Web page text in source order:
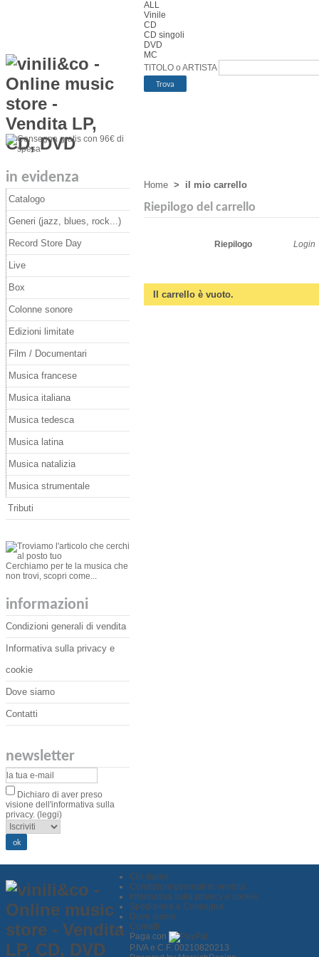
ALL
Vinile
CD
CD singoli
DVD
MC
TITOLO o ARTISTA
in evidenza
Catalogo
Generi (jazz, blues, rock...)
Record Store Day
Live
Box
Colonne sonore
Edizioni limitate
Film / Documentari
Musica francese
Musica italiana
Musica tedesca
Musica latina
Musica natalizia
Musica strumentale
Tributi
Cerchiamo per te la musica che
non trovi, scopri come...
informazioni
Condizioni generali di vendita
Informativa sulla privacy e
cookie
Dove siamo
Contatti
newsletter
Dichiaro di aver preso
visione dell'informativa sulla
privacy. (leggi)
Home > il mio carrello
Riepilogo del carrello
Riepilogo Login
Il carrello è vuoto.
Chi siamo
Condizioni generali di vendita
Informativa sulla privacy e cookie
Spedizione e Consegna
Dove siamo
Contatti
Paga con
P.IVA e C.F. 00210820213